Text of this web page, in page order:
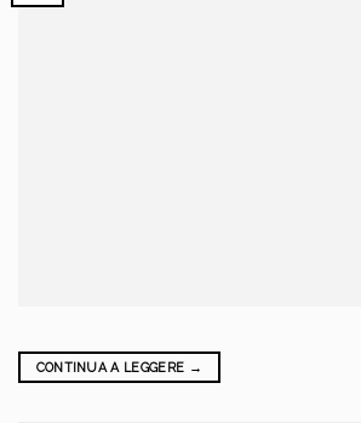
CONTINUA A LEGGERE →